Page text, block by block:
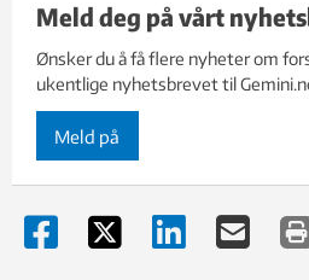
Meld deg på vårt
Ønsker du å få flere nyheter om
ukentlige nyhetsbrevet til
Meld på